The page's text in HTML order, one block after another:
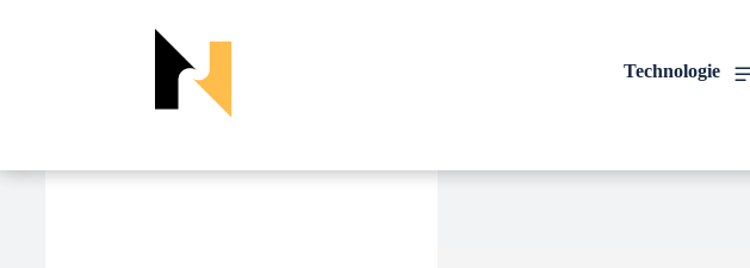
Technologie